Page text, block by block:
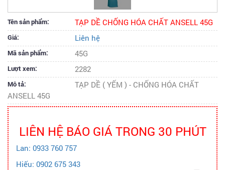
Tên sản phẩm: TẠP DỀ CHỐNG HÓA CHẤT ANSELL 45G
Giá: Liên hệ
Mã sản phẩm: 45G
Lượt xem: 2282
Mô tả:
TẠP DỀ ( YẾM ) - CHỐNG HÓA CHẤT
ANSELL 45G
LIÊN HỆ BÁO GIÁ TRONG 30 PHÚT
Lan: 0933 760 757
Hiếu: 0902 675 343